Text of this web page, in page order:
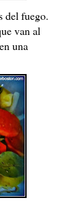
del fuego.
van al
una